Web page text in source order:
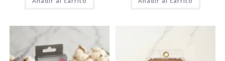
de 5
de 5